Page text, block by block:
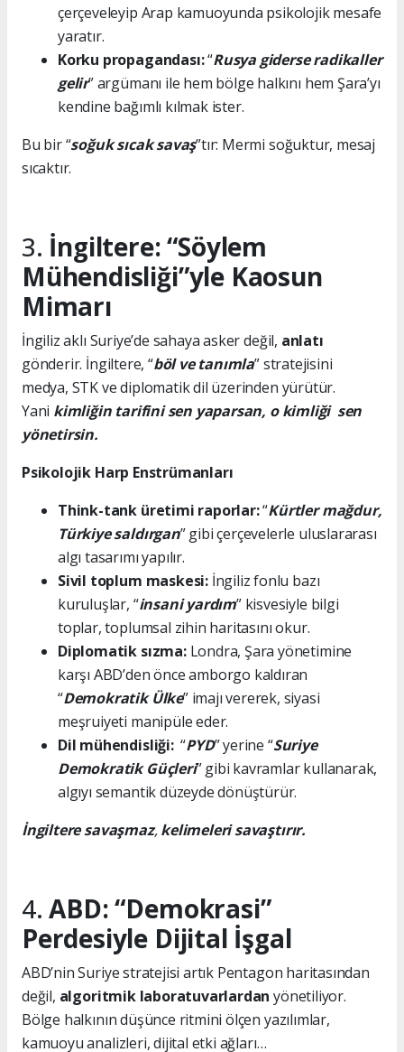
çerçeveleyip Arap kamuoyunda psikolojik mesafe
yaratır.
Korku propagandası:“Rusya giderse radikaller
gelir” argümanı ile hem bölge halkını hem Şara’yı
kendine bağımlı kılmak ister.
Bu bir “soğuk sıcak savaş”tır: Mermi soğuktur, mesaj
sıcaktır.
3. İngiltere: “Söylem
Mühendisliği”yle Kaosun
Mimarı
İngiliz aklı Suriye’de sahaya asker değil, anlatı
gönderir. İngiltere, “böl ve tanımla” stratejisini
medya, STK ve diplomatik dil üzerinden yürütür.
Yani kimliğin tarifini sen yaparsan, o kimliği sen
yönetirsin.
Psikolojik Harp Enstrümanları
Think-tank üretimi raporlar:“Kürtler mağdur,
Türkiye saldırgan” gibi çerçevelerle uluslararası
algı tasarımı yapılır.
Sivil toplum maskesi:İngiliz fonlu bazı
kuruluşlar, “insani yardım” kisvesiyle bilgi
toplar, toplumsal zihin haritasını okur.
Diplomatik sızma:Londra, Şara yönetimine
karşı ABD’den önce amborgo kaldıran
“Demokratik Ülke” imajı vererek, siyasi
meşruiyeti manipüle eder.
Dil mühendisliği:“PYD” yerine “Suriye
Demokratik Güçleri” gibi kavramlar kullanarak,
algıyı semantik düzeyde dönüştürür.
İngiltere savaşmaz,kelimeleri savaştırır.
4.ABD: “Demokrasi”
Perdesiyle Dijital İşgal
ABD’nin Suriye stratejisi artık Pentagon haritasından
değil, algoritmik laboratuvarlardan yönetiliyor.
Bölge halkının düşünce ritmini ölçen yazılımlar,
kamuoyu analizleri, dijital etki ağları…